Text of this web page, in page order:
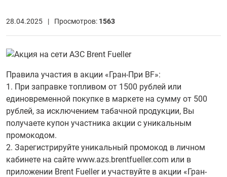
28.04.2025 | Просмотров: 1563
Правила участия в акции «Гран-При BF»:
1. При заправке топливом от 1500 рублей или
единовременной покупке в маркете на сумму от 500
рублей, за исключением табачной продукции, Вы
получаете купон участника акции с уникальным
промокодом.
2. Зарегистрируйте уникальный промокод в личном
кабинете на сайте www.azs.brentfueller.com или в
приложении Brent Fueller и участвуйте в акции «Гран-